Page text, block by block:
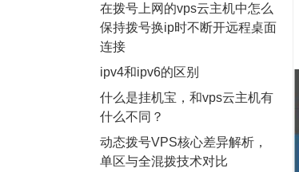
在拨号上网的vps云主机中怎么
保持拨号换ip时不断开远程桌面
连接
ipv4和ipv6的区别
什么是挂机宝，和vps云主机有
什么不同？
动态拨号VPS核心差异解析，
单区与全混拨技术对比